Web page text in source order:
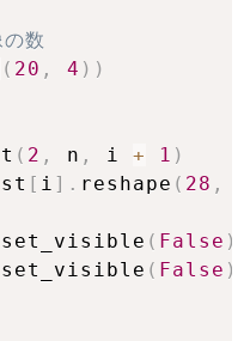
数
( 20 , 4 ) )
( 2 , n , i + 1 )
[ i ] . reshape ( 28 ,
set_visible ( False )
set_visible ( False )